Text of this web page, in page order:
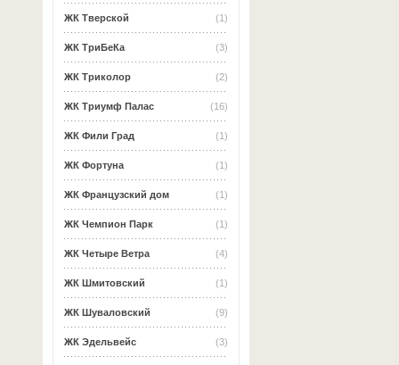
(1)
ЖК Тверской
(3)
ЖК ТриБеКа
(2)
ЖК Триколор
(16)
ЖК Триумф Палас
(1)
ЖК Фили Град
(1)
ЖК Фортуна
(1)
ЖК Французский дом
(1)
ЖК Чемпион Парк
(4)
ЖК Четыре Ветра
(1)
ЖК Шмитовский
(9)
ЖК Шуваловский
(3)
ЖК Эдельвейс